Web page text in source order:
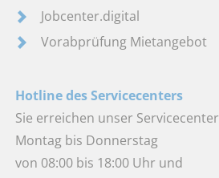
Jobcenter.digital
Vorabprüfung Mietangebot
Hotline des Servicecenters
Sie erreichen unser Servicecenter
Montag bis Donnerstag
von 08:00 bis 18:00 Uhr und